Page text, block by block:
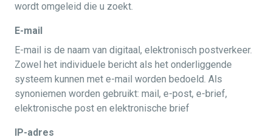
wordt omgeleid die u zoekt.
E-mail
E-mail is de naam van digitaal, elektronisch postverkeer.
Zowel het individuele bericht als het onderliggende
systeem kunnen met e-mail worden bedoeld. Als
synoniemen worden gebruikt: mail, e-post, e-brief,
elektronische post en elektronische brief
IP-adres